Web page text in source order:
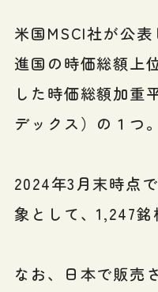
米国MSCI社が公
進国の時価総額上
した時価総額加重
デックス）の１つ。
2024年3月末時点
象として、1,247銘
なお、日本で販売